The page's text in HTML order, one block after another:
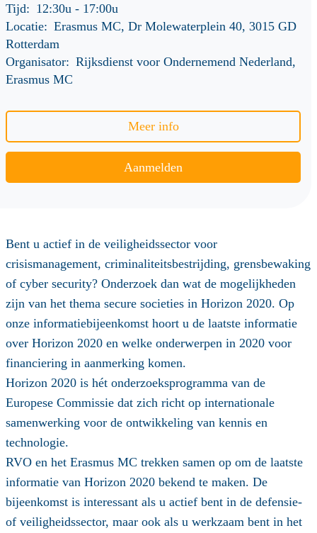
Tijd: 12:30u- 17:00u
Locatie: Erasmus MC, Dr Molewaterplein 40, 3015 GD
Rotterdam
Organisator: Rijksdienst voor Ondernemend Nederland,
Erasmus MC
Meer info
Aanmelden
Bent u actief in de veiligheidssector voor
crisismanagement, criminaliteitsbestrijding, grensbewaking
of cyber security? Onderzoek dan wat de mogelijkheden
zijn van het thema secure societies in Horizon 2020. Op
onze informatiebijeenkomst hoort u de laatste informatie
over Horizon 2020 en welke onderwerpen in 2020 voor
financiering in aanmerking komen.
Horizon 2020 is hét onderzoeksprogramma van de
Europese Commissie dat zich richt op internationale
samenwerking voor de ontwikkeling van kennis en
technologie.
RVO en het Erasmus MC trekken samen op om de laatste
informatie van Horizon 2020 bekend te maken. De
bijeenkomst is interessant als u actief bent in de defensie-
of veiligheidssector, maar ook als u werkzaam bent in het